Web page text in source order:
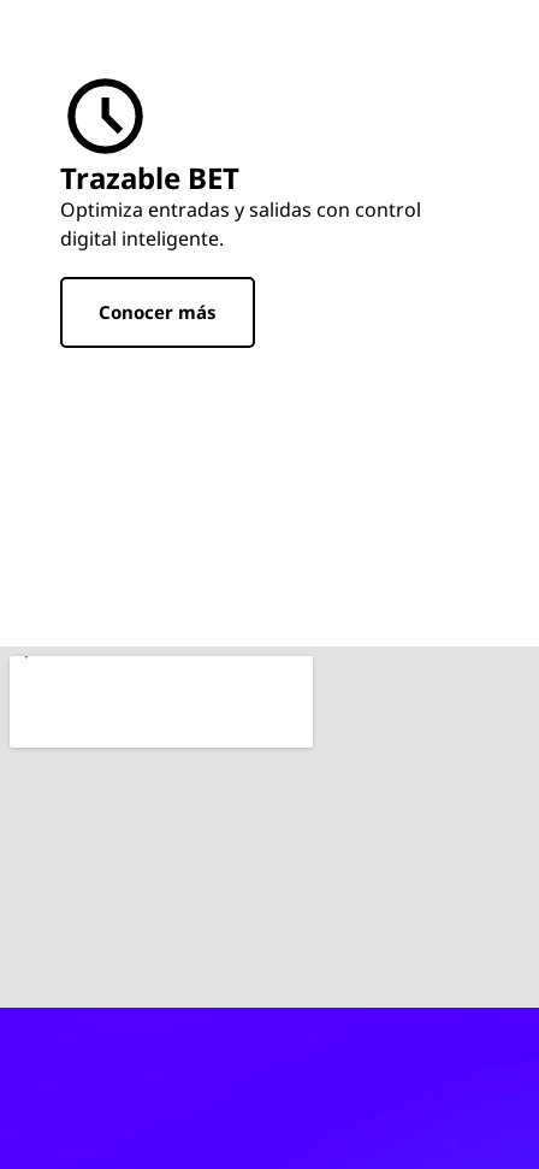
Trazable BET
Optimiza entradas y salidas con control
digital inteligente.
Conocer más